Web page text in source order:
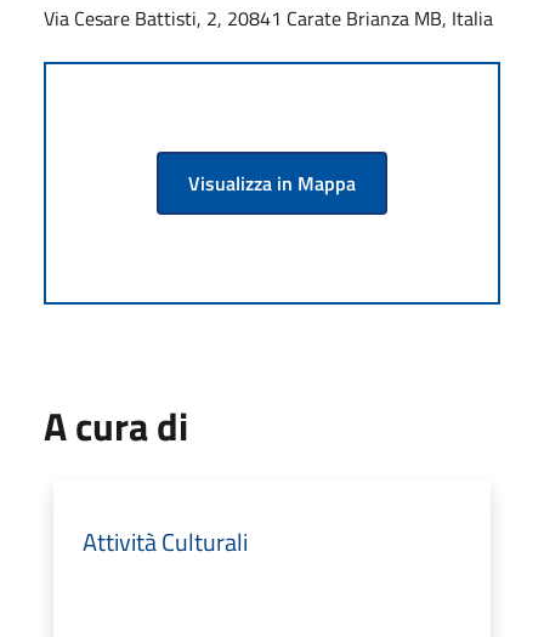
Via Cesare Battisti, 2, 20841 Carate Brianza MB, Italia
Visualizza in Mappa
A cura di
Attività Culturali